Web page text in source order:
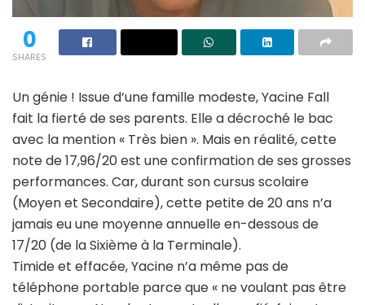
0
SHARES
Un génie ! Issue d’une famille modeste, Yacine Fall
fait la fierté de ses parents. Elle a décroché le bac
avec la mention « Très bien ». Mais en réalité, cette
note de 17,96/20 est une confirmation de ses grosses
performances. Car, durant son cursus scolaire
(Moyen et Secondaire), cette petite de 20 ans n’a
jamais eu une moyenne annuelle en-dessous de
17/20 (de la Sixième à la Terminale).
Timide et effacée, Yacine n’a même pas de
téléphone portable parce que « ne voulant pas être